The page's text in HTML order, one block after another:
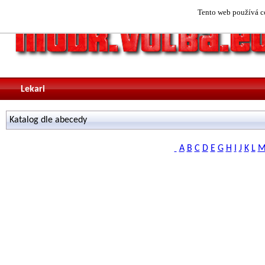
Tento web používá
Lekari
Katalog dle abecedy
A B C D E G H J K L